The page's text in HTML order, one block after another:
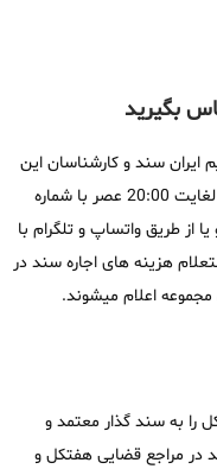
بگیرید
ایران سند و کارشناسان این
مجموعه میتوانید همه روزه از ساعت 8 صبح لغایت 20:00 عصر با شماره
طریق واتساپ و تلگرام با
هزینه های اجاره سند در
اعلام میشوند.
را به سند گذار معتمد و
در مراجع قضایی هفتکل و